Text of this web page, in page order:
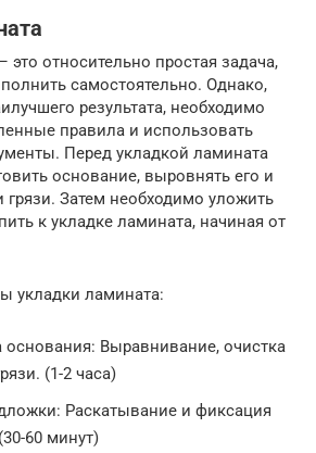
это относительно простая задача,
самостоятельно. Однако,
результата, необходимо
правила и использовать
Перед укладкой ламината
основание, выровнять его и
грязи. Затем необходимо уложить
к укладке ламината, начиная от
укладки ламината:
основания: Выравнивание, очистка
(1-2 часа)
Раскатывание и фиксация
60 минут)